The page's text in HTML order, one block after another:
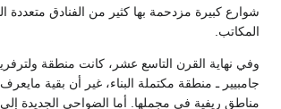
شوارع كبيرة مزدحمة بها كثير من الفنادق متعددة
المكاتب.
وفي نهاية القرن التاسع عشر، كانت منطقة
جامبيير ـ منطقة مكتملة البناء، غير أن بقية
مناطق ريفية في مجملها. أما الضواحي الجديدة